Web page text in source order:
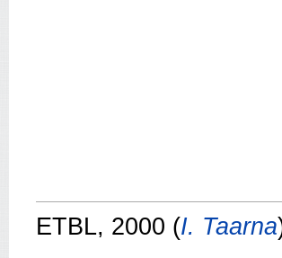
ETBL, 2000 (I. Taarna